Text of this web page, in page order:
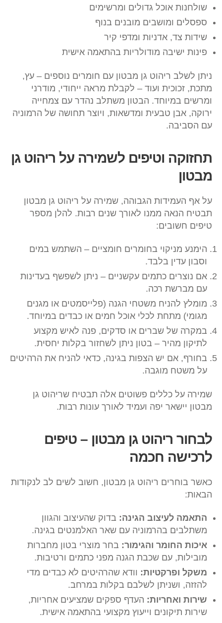
שולחנות אוכל גדולים ומרשימים
ספסלים ומושבים מובנים בנוף
שידות צד, אדניות ומדפי קיר
פינות ישיבה מודולריות בהתאמה אישית
ניתן לשלב ריהוט גן מבטון עם חומרים נוספים – עץ,
מתכת, זכוכית ועוד – לקבלת מראה ייחודי, מודרני
ומרשים במיוחד. הבטון משתלב נהדר עם צמחייה
ירוקה, אבן טבעית ומדשאות, ויוצר תחושה של הרמוניה
עם הסביבה.
תחזוקה וטיפים לשמירה על ריהוט גן
מבטון
על אף העמידות הגבוהה, שמירה על ריהוט גן מבטון
תבטיח הנאה ממנו לאורך שנים רבות. להלן מספר
טיפים חשובים:
הימנע מניקוי בחומרים חומציים – השתמש במים
וסבון עדין בלבד.
אם נוצרים כתמים עקשניים – ניתן לשפשף בעדינות
עם מברשת רכה.
מומלץ להניח משטחי הגנה (פלייסמטים או מגנים
מגומי) מתחת לכלי אוכל חמים או כבדים במיוחד.
במקרה של שברים או סדקים, פנה לאיש מקצוע
לתיקון מהיר – בטון ניתן לשחזור בקלות יחסית.
בחורף, אם יש הצפות בגינה, כדאי להניח את הרהיטים
על משטח מוגבה.
שמירה על כללים פשוטים אלה תבטיח שריהוט גן
מבטון יישאר יפה ועמיד לאורך עונות רבות.
לבחור ריהוט גן מבטון – טיפים
לרכישה חכמה
כאשר בוחרים ריהוט גן מבטון, חשוב לשים לב לנקודות
הבאות:
התאמה לעיצוב הגינה: בדוק שהעיצוב והגוון
משתלבים בהרמוניה עם שאר האלמנטים בגינה.
איכות החומר והגימור: בחר מוצרי בטון מחברות
מובילות, עם שכבת הגנה מפני כתמים ורטיבות.
משקל ופרקטיות: וודא שהרהיטים לא כבדים מדי
להזזה, ושניתן לשלבם בקלות במרחב.
שירות ואחריות: העדף ספקים שמציעים אחריות,
שירות תיקונים וייעוץ מקצועי בהתאמה אישית.